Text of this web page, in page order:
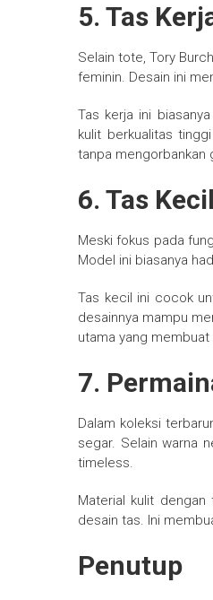
5. Tas
Selain tote, Tory
feminin. Desain ini
Tas kerja ini
kulit berkualitas
tanpa mengorbankan
6. Tas
Meski fokus pada
Model ini biasanya
Tas kecil ini cocok
desainnya mampu
utama yang
7.
Dalam koleksi
segar. Selain warna
timeless.
Material kulit
desain tas. Ini
Penutup